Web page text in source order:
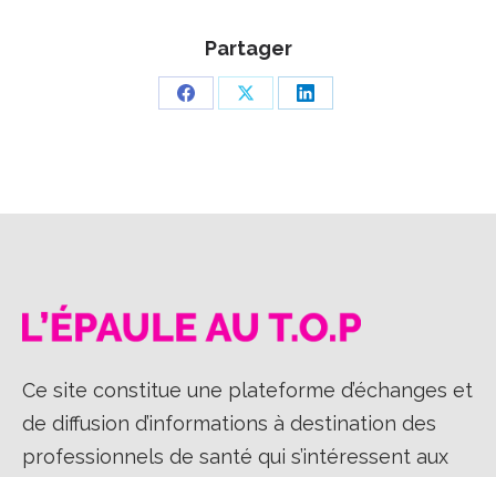
Partager
PartagerPartagerPartager
Ce site constitue une plateforme d’échanges et
de diffusion d’informations à destination des
professionnels de santé qui s’intéressent aux